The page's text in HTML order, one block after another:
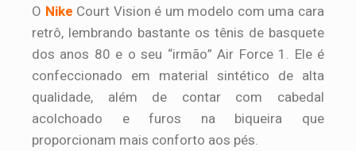
O Nike Court Vision é um modelo com uma cara
retrô, lembrando bastante os tênis de basquete
dos anos 80 e o seu “irmão” Air Force 1. Ele é
confeccionado em material sintético de alta
qualidade, além de contar com cabedal
acolchoado e furos na biqueira que
proporcionam mais conforto aos pés.